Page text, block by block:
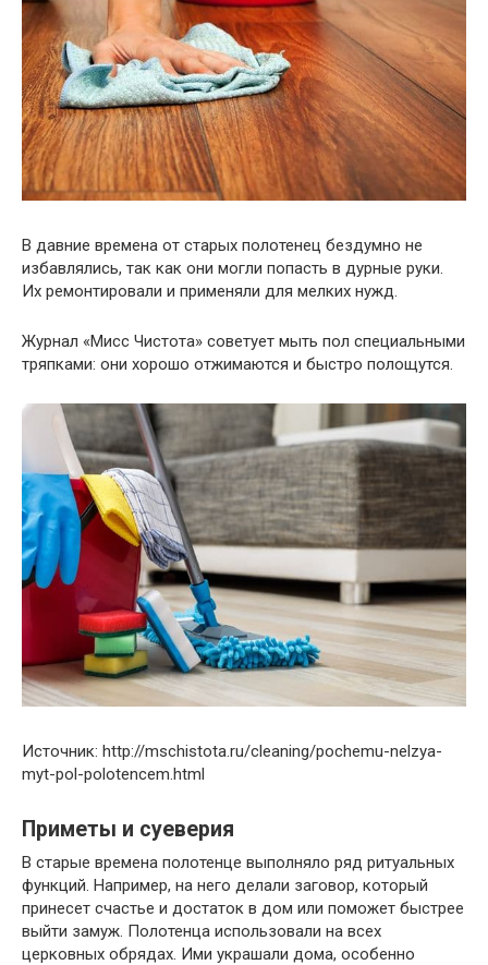
В давние времена от старых полотенец бездумно не
избавлялись, так как они могли попасть в дурные руки.
Их ремонтировали и применяли для мелких нужд.
Журнал «Мисс Чистота» советует мыть пол специальными
тряпками: они хорошо отжимаются и быстро полощутся.
Источник: http://mschistota.ru/cleaning/pochemu-nelzya-
myt-pol-polotencem.html
Приметы и суеверия
В старые времена полотенце выполняло ряд ритуальных
функций. Например, на него делали заговор, который
принесет счастье и достаток в дом или поможет быстрее
выйти замуж. Полотенца использовали на всех
церковных обрядах. Ими украшали дома, особенно